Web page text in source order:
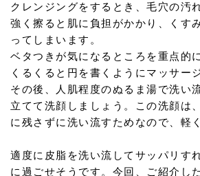
クレンジングをするとき、毛穴の汚
強く擦ると肌に負担がかかり、くす
ってしまいます。
ベタつきが気になるところを重点的
くるくると円を書くようにマッサー
その後、人肌程度のぬるま湯で洗い
立てて洗顔しましょう。この洗顔は
に残さずに洗い流すためなので、軽
適度に皮脂を洗い流してサッパリす
に過ごせそうです。今回、ご紹介し